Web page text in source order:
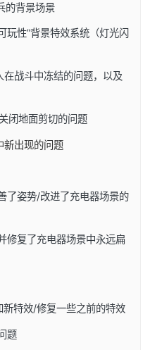
的背景场景
玩性”背景特效系统（灯光闪
战斗中冻结的问题，以及
闭地面剪切的问题
新出现的问题
了姿势/改进了充电器场景的
修复了充电器场景中永远扁
特效/修复一些之前的特效
题